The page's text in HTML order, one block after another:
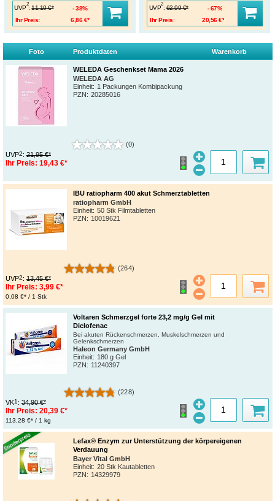
UVP
2
: 11,10 €*
Ihr Preis:
6,86 €*
38% UVP
2
: 62,99 €*
Ihr Preis:
20,56 €*
67%
Foto Produktdaten Warenkorb
WELEDA Geschenkset Mama 2026
WELEDA AG
Einheit: 1 Packungen Kombipackung
PZN: 20285016
(0)
UVP2: 21,95 €*
Ihr Preis: 19,43 €*
IBU ratiopharm 400 akut Schmerztabletten
ratiopharm GmbH
Einheit: 50 Stk Filmtabletten
PZN: 10019621
(264)
UVP2: 13,45 €*
Ihr Preis: 3,99 €*
0,08 €* / 1 Stk
Voltaren Schmerzgel forte 23,2 mg/g Gel mit
Diclofenac
Bei akuten Rückenschmerzen, Muskelschmerzen und
Gelenkschmerzen
Haleon Germany GmbH
Einheit: 180 g Gel
PZN: 11240397
(228)
VK1 : 34,90 €*
Ihr Preis: 20,39 €*
113,28 €* / 1 kg
Lefax® Enzym zur Unterstützung der körpereigenen
Verdauung
Bayer Vital GmbH
Einheit: 20 Stk Kautabletten
PZN: 14329979